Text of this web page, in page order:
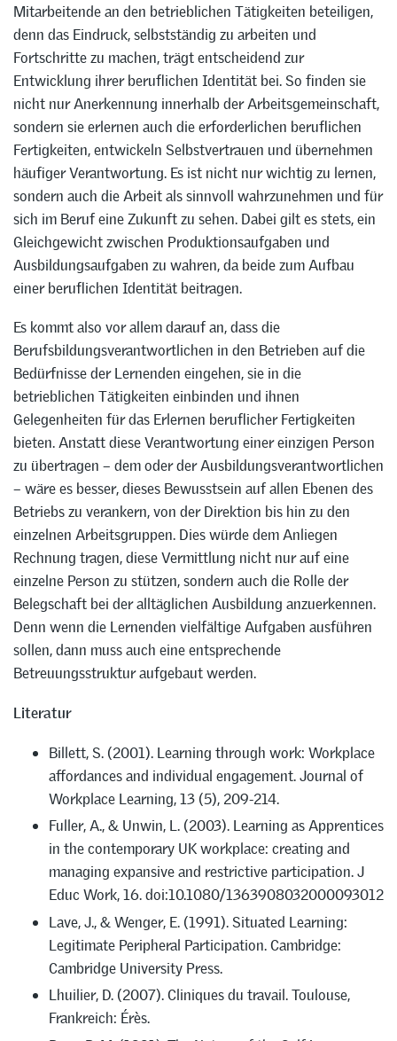
Mitarbeitende an den betrieblichen Tätigkeiten beteiligen,
denn das Eindruck, selbstständig zu arbeiten und
Fortschritte zu machen, trägt entscheidend zur
Entwicklung ihrer beruflichen Identität bei. So finden sie
nicht nur Anerkennung innerhalb der Arbeitsgemeinschaft,
sondern sie erlernen auch die erforderlichen beruflichen
Fertigkeiten, entwickeln Selbstvertrauen und übernehmen
häufiger Verantwortung. Es ist nicht nur wichtig zu lernen,
sondern auch die Arbeit als sinnvoll wahrzunehmen und für
sich im Beruf eine Zukunft zu sehen. Dabei gilt es stets, ein
Gleichgewicht zwischen Produktionsaufgaben und
Ausbildungsaufgaben zu wahren, da beide zum Aufbau
einer beruflichen Identität beitragen.
Es kommt also vor allem darauf an, dass die
Berufsbildungsverantwortlichen in den Betrieben auf die
Bedürfnisse der Lernenden eingehen, sie in die
betrieblichen Tätigkeiten einbinden und ihnen
Gelegenheiten für das Erlernen beruflicher Fertigkeiten
bieten. Anstatt diese Verantwortung einer einzigen Person
zu übertragen – dem oder der Ausbildungsverantwortlichen
– wäre es besser, dieses Bewusstsein auf allen Ebenen des
Betriebs zu verankern, von der Direktion bis hin zu den
einzelnen Arbeitsgruppen. Dies würde dem Anliegen
Rechnung tragen, diese Vermittlung nicht nur auf eine
einzelne Person zu stützen, sondern auch die Rolle der
Belegschaft bei der alltäglichen Ausbildung anzuerkennen.
Denn wenn die Lernenden vielfältige Aufgaben ausführen
sollen, dann muss auch eine entsprechende
Betreuungsstruktur aufgebaut werden.
Literatur
Billett, S. (2001). Learning through work: Workplace
affordances and individual engagement. Journal of
Workplace Learning, 13 (5), 209-214.
Fuller, A., & Unwin, L. (2003). Learning as Apprentices
in the contemporary UK workplace: creating and
managing expansive and restrictive participation. J
Educ Work, 16. doi:10.1080/1363908032000093012
Lave, J., & Wenger, E. (1991). Situated Learning:
Legitimate Peripheral Participation. Cambridge:
Cambridge University Press.
Lhuilier, D. (2007). Cliniques du travail. Toulouse,
Frankreich: Érès.